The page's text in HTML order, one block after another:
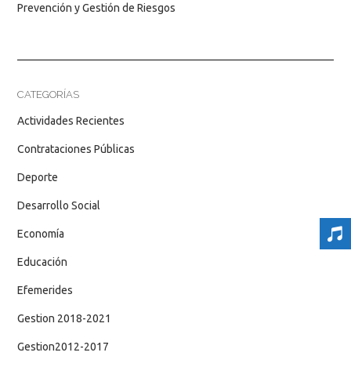
Prevención y Gestión de Riesgos
CATEGORÍAS
Actividades Recientes
Contrataciones Públicas
Deporte
Desarrollo Social
Economía
Educación
Efemerides
Gestion 2018-2021
Gestion2012-2017